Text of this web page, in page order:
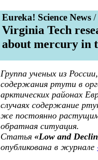
Eureka! Science News /
Virginia Tech
about mercury in
Группа ученых из
содержания ртути в
арктических районах
случаях содержание
же постоянно
обратная ситуация.
Статья «Low and
опубликована в журнале